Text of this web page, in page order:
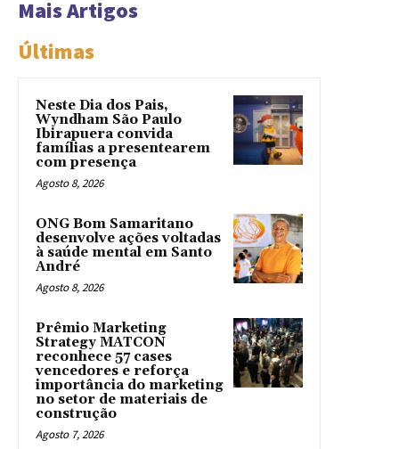
Mais Artigos
Últimas
Neste Dia dos Pais,
Wyndham São Paulo
Ibirapuera convida
famílias a presentearem
com presença
Agosto 8, 2026
ONG Bom Samaritano
desenvolve ações voltadas
à saúde mental em Santo
André
Agosto 8, 2026
Prêmio Marketing
Strategy MATCON
reconhece 57 cases
vencedores e reforça
importância do marketing
no setor de materiais de
construção
Agosto 7, 2026